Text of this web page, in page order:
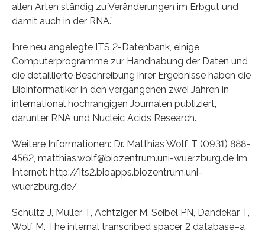
allen Arten ständig zu Veränderungen im Erbgut und
damit auch in der RNA.”
Ihre neu angelegte ITS 2-Datenbank, einige
Computerprogramme zur Handhabung der Daten und
die detaillierte Beschreibung ihrer Ergebnisse haben die
Bioinformatiker in den vergangenen zwei Jahren in
international hochrangigen Journalen publiziert,
darunter RNA und Nucleic Acids Research.
Weitere Informationen: Dr. Matthias Wolf, T (0931) 888-
4562, matthias.wolf@biozentrum.uni-wuerzburg.de Im
Internet: http://its2.bioapps.biozentrum.uni-
wuerzburg.de/
Schultz J, Muller T, Achtziger M, Seibel PN, Dandekar T,
Wolf M. The internal transcribed spacer 2 database–a